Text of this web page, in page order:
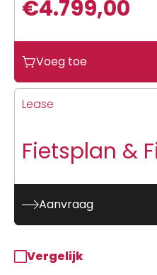
€4.799,00
Avignon
C380
Teal
Voeg toe
Lease
Fietsplan &
Aanvraag
Vergelijk